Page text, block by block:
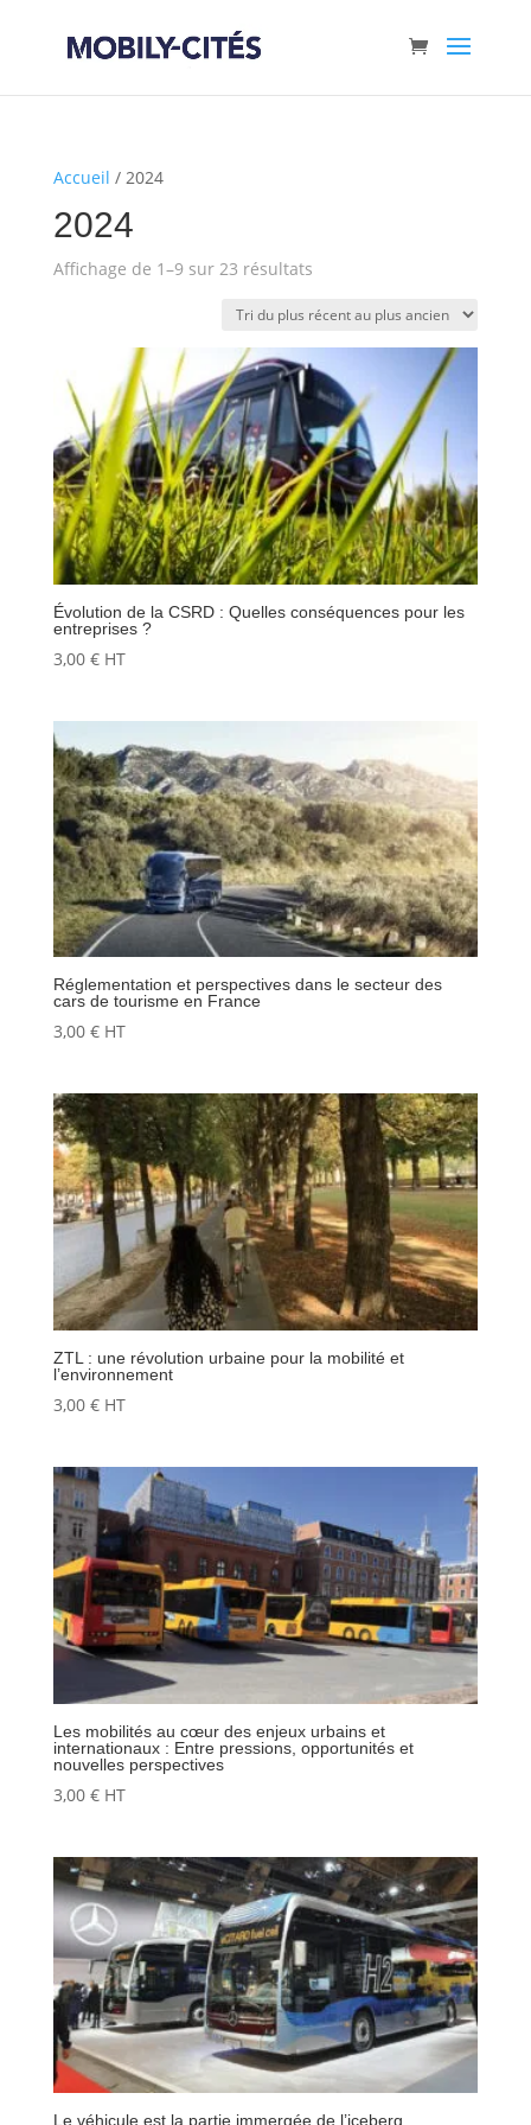
Accueil / 2024
2024
Affichage de 1–9 sur 23 résultatsTrié
plus
récent
au
plus
ancien
Évolution de la CSRD : Quelles conséquences pour les
entreprises ?
3,00 € HT
Réglementation et perspectives dans le secteur des
cars de tourisme en France
3,00 € HT
ZTL : une révolution urbaine pour la mobilité et
l’environnement
3,00 € HT
Les mobilités au cœur des enjeux urbains et
internationaux : Entre pressions, opportunités et
nouvelles perspectives
3,00 € HT
Le véhicule est la partie immergée de l’iceberg